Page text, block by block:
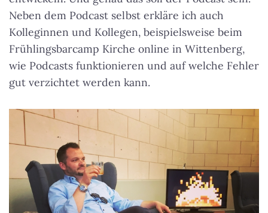
Neben dem Podcast selbst erkläre ich auch
Kolleginnen und Kollegen, beispielsweise beim
Frühlingsbarcamp Kirche online in Wittenberg,
wie Podcasts funktionieren und auf welche Fehler
gut verzichtet werden kann.